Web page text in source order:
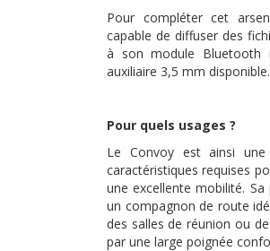
Pour compléter cet
capable de diffuser des
à son module Bluetooth
auxiliaire 3,5 mm disponible.
Pour quels usages ?
Le Convoy est ainsi
caractéristiques requises
une excellente mobilité.
un compagnon de route
des salles de réunion ou
par une large poignée